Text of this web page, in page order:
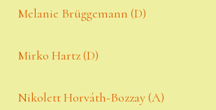
Melanie Brüggemann (D)
Mirko Hartz (D)
Nikolett Horváth-Bozzay (A)